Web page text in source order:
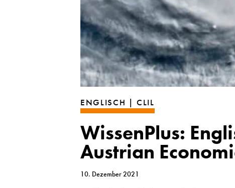
ENGLISCH | CLIL
WissenPlus:
Austrian
10. Dezember 2021